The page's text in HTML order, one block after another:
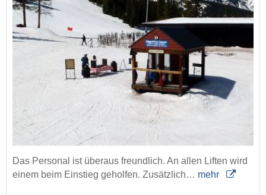
Das Personal ist überaus freundlich. An allen Liften wird
einem beim Einstieg geholfen. Zusätzlich… mehr